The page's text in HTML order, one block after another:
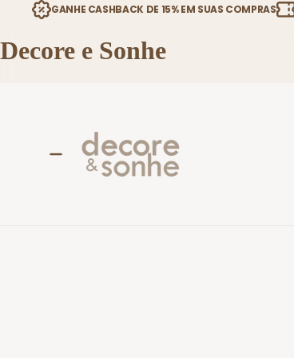
GANHE CASHBACK DE 15% EM SUAS COMPRAS
Decore e Sonhe